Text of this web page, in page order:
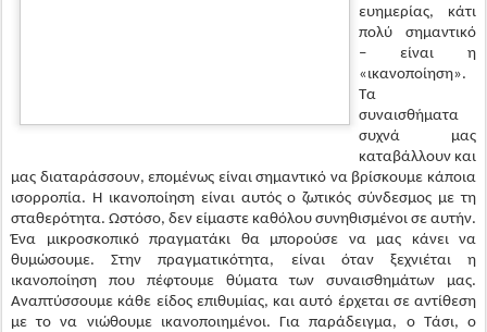
συναισθήματα
συχνά μας
καταβάλλουν και
μας διαταράσσουν, επομένως είναι σημαντικό να βρίσκουμε κάποια
ισορροπία. Η ικανοποίηση είναι αυτός ο ζωτικός σύνδεσμος με τη
σταθερότητα. Ωστόσο, δεν είμαστε καθόλου συνηθισμένοι σε αυτήν.
Ένα μικροσκοπικό πραγματάκι θα μπορούσε να μας κάνει να
θυμώσουμε. Στην πραγματικότητα, είναι όταν ξεχνιέται η
ικανοποίηση που πέφτουμε θύματα των συναισθημάτων μας.
Αναπτύσσουμε κάθε είδος επιθυμίας, και αυτό έρχεται σε αντίθεση
με το να νιώθουμε ικανοποιημένοι. Για παράδειγμα, ο Τάσι, ο
μεταφραστής μας για σήμερα, κάθεται άνετα προστατευμένος κάτω
από τη σκηνή. Εδώ μέσα είναι στεγνά και δεν υπάρχει άνεμος. Ο
αέρας είναι φρέσκος και η θερμοκρασία απλά τέλεια. Το μόνο
πρόβλημα είναι το ηχητικό σύστημα. Δεν υπάρχουν μικρόφωνο και
ηχεία κι έτσι πρέπει να μιλάει δυνατά για να τον ακούνε όλοι. Ο Τάσι